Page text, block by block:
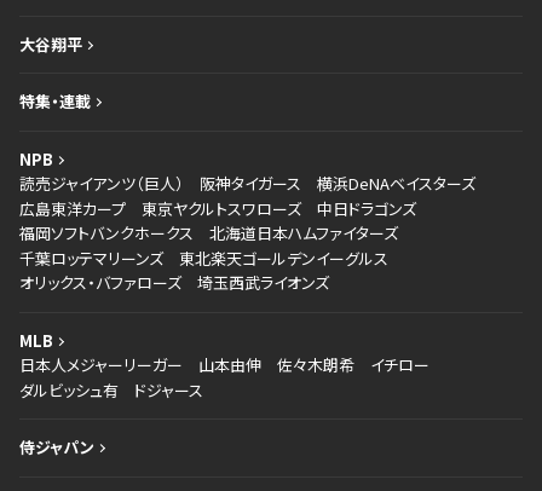
大谷翔平
特集・連載
NPB
読売ジャイアンツ（巨人）
阪神タイガース
横浜DeNAベイスターズ
広島東洋カープ
東京ヤクルトスワローズ
中日ドラゴンズ
福岡ソフトバンクホークス
北海道日本ハムファイターズ
千葉ロッテマリーンズ
東北楽天ゴールデンイーグルス
オリックス・バファローズ
埼玉西武ライオンズ
MLB
日本人メジャーリーガー
山本由伸 佐々木朗希
イチロー
ダルビッシュ有
ドジャース
侍ジャパン